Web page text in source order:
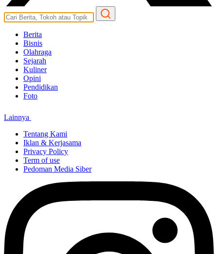
Berita
Bisnis
Olahraga
Sejarah
Kuliner
Opini
Pendidikan
Foto
Lainnya
Tentang Kami
Iklan & Kerjasama
Privacy Policy
Term of use
Pedoman Media Siber